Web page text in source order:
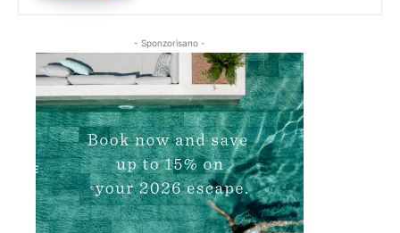
- Sponzorisano -